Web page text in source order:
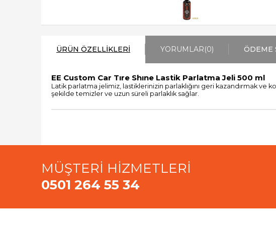
ÜRÜN ÖZELLIKLERI YORUMLAR(0) ÖDEME
EE Custom Car Tıre Shıne Lastik Parlatma Jeli 500 ml
Latik parlatma jelimiz, lastiklerinizin parlaklığını geri kazandırmak
şekilde temizler ve uzun süreli parlaklık sağlar.
MÜŞTERİ HİZMETLERİ
0501 264 55 34